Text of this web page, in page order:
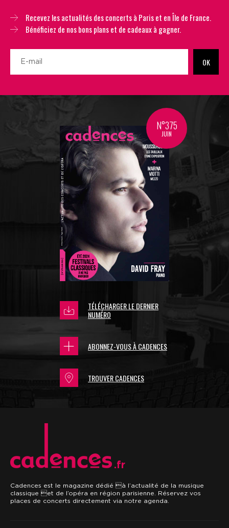
Recevez les actualités des concerts à Paris et en Île de France.
Bénéficiez de nos bons plans et de cadeaux à gagner.
OK
N°375
JUIN
TÉLÉCHARGER LE DERNIER
NUMÉRO
ABONNEZ-VOUS À CADENCES
TROUVER CADENCES
.fr
Cadences est le magazine dédié à l’actualité de la musique
classique et de l’opéra en région parisienne. Réservez vos
places de concerts directement via notre agenda.